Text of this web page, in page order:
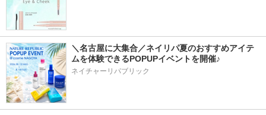
＼名古屋に大集合／ネイリパ夏のおすすめアイテ
ムを体験できるPOPUPイベントを開催♪
ネイチャーリパブリック